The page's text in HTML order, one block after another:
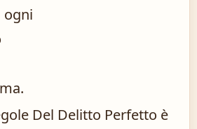
ogni
Del Delitto Perfetto è